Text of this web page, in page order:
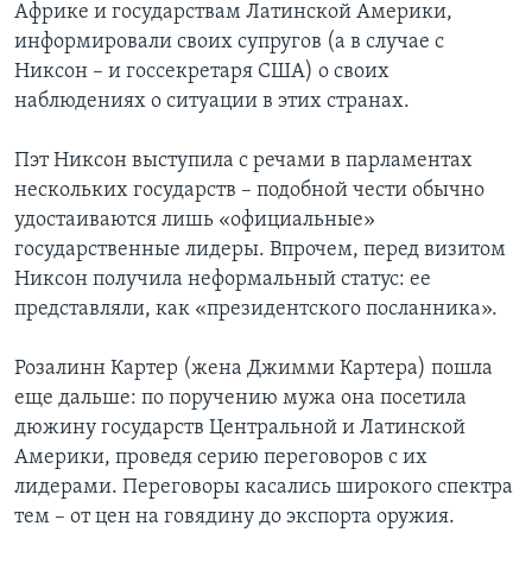
Африке и государствам Латинской Америки,
информировали своих супругов (а в случае с
Никсон – и госсекретаря США) о своих
наблюдениях о ситуации в этих странах.
Пэт Никсон выступила с речами в парламентах
нескольких государств – подобной чести обычно
удостаиваются лишь «официальные»
государственные лидеры. Впрочем, перед визитом
Никсон получила неформальный статус: ее
представляли, как «президентского посланника».
Розалинн Картер (жена Джимми Картера) пошла
еще дальше: по поручению мужа она посетила
дюжину государств Центральной и Латинской
Америки, проведя серию переговоров с их
лидерами. Переговоры касались широкого спектра
тем – от цен на говядину до экспорта оружия.